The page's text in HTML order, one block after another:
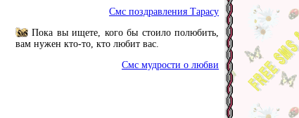
Смс поздравления Тарасу
Пока вы ищете, кого бы стоило полюбить,
вам нужен кто-то, кто любит вас.
Смс мудрости о любви